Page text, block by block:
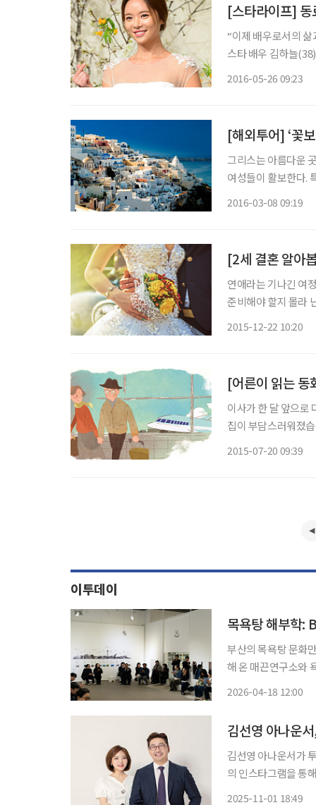
[스타라이프]
“이제 배우로서의
스타 배우 김하늘
2016-05-26 09:23
[해외투어] ‘꽃
그리스는 아름다운
여성들이 활보한다.
2016-03-08 09:19
[2세 결혼 알아
연애라는 기나긴 여
준비해야 할지 몰라
2015-12-22 10:20
[어른이 읽는 동
이사가 한 달 앞으로 다가왔습니다. 두 아이가 각자 자
집이 부담스러워졌습니다. 포장이사를 예약해 두었지만 미리 짐 정리
2015-07-20 09:39
이투데이
부산의 목욕탕 문화
해 온 매끈연구소와
2026-04-18 12:00
김선영 아나운서가 투병 중
의 인스타그램을 통
2025-11-01 18:49